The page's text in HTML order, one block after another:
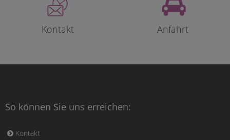
Kontakt Anfahrt
So können Sie uns erreichen:
Kontakt